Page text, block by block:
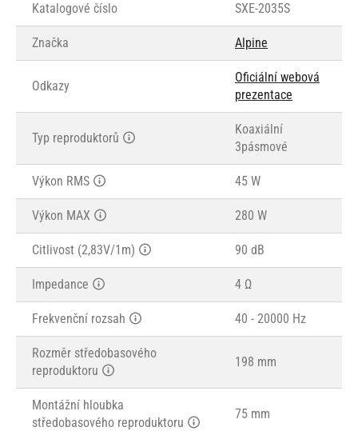
Katalogové číslo SXE-2035S
Značka Alpine
Odkazy
Oficiální webová
prezentace
Typ reproduktorů
Koaxiální
3pásmové
Výkon RMS 45 W
Výkon MAX 280 W
Citlivost (2,83V/1m) 90 dB
Impedance 4 Ω
Frekvenční rozsah 40 - 20000 Hz
Rozměr středobasového
reproduktoru
198 mm
Montážní hloubka
středobasového reproduktoru
75 mm